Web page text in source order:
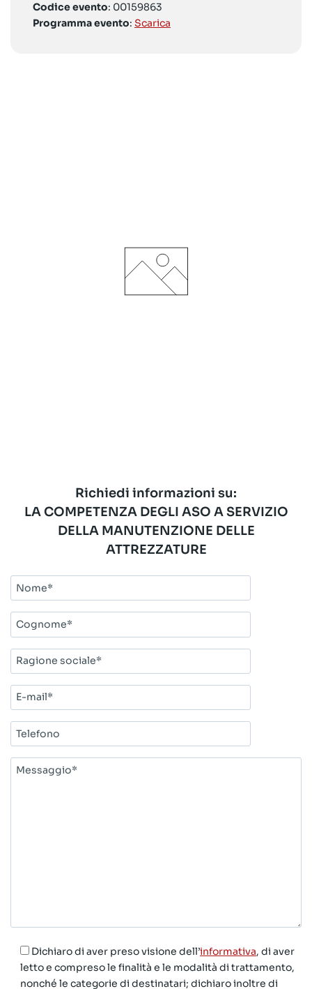
Codice evento: 00159863
Programma evento: Scarica
Richiedi informazioni su:
LA COMPETENZA DEGLI ASO A SERVIZIO
DELLA MANUTENZIONE DELLE
ATTREZZATURE
Nome*
Cognome*
Ragione
sociale*
E-
mail*
Telefono
Messaggio*
Dichiaro di aver preso visione dell’informativa, di aver
letto e compreso le finalità e le modalità di trattamento,
nonché le categorie di destinatari; dichiaro inoltre di